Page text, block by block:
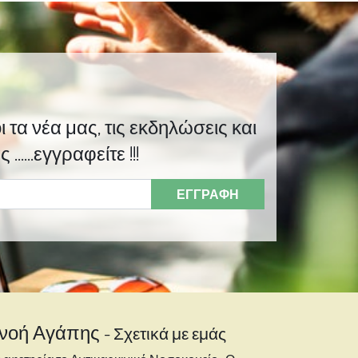
νέα μας, τις εκδηλώσεις και
......εγγραφείτε !!!
ΕΓΓΡΑΦΉ
Αγάπης -Σχετικά με εμάς